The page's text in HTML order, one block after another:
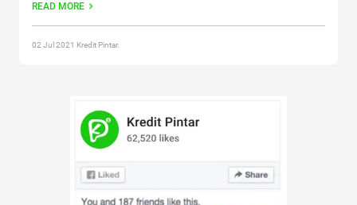
kalian yang ingin mengetahui apa
READ MORE
02 Jul 2021 Kredit Pintar.